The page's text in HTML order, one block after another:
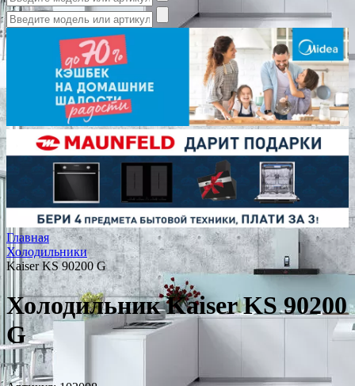
Главная
Холодильники
Kaiser KS 90200 G
Холодильник Kaiser KS 90200
G